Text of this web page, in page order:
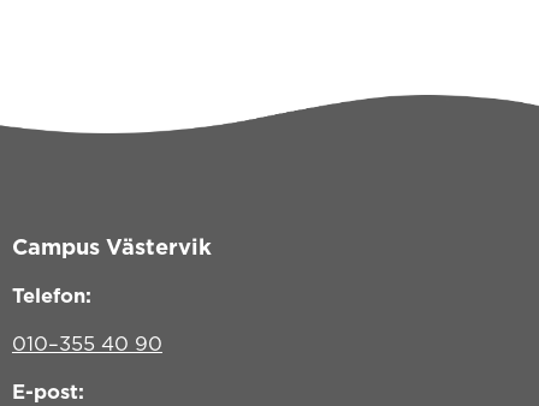
Campus Västervik
Telefon:
010–355 40 90
E-post: